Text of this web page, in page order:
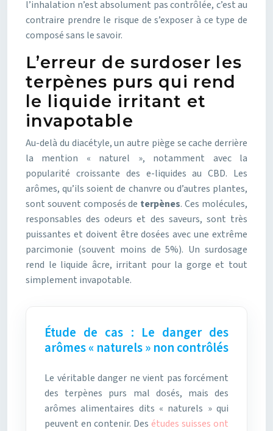
l’inhalation n’est absolument pas contrôlée, c’est au
contraire prendre le risque de s’exposer à ce type de
composé sans le savoir.
L’erreur de surdoser les
terpènes purs qui rend
le liquide irritant et
invapotable
Au-delà du diacétyle, un autre piège se cache derrière
la mention « naturel », notamment avec la
popularité croissante des e-liquides au CBD. Les
arômes, qu’ils soient de chanvre ou d’autres plantes,
sont souvent composés de terpènes. Ces molécules,
responsables des odeurs et des saveurs, sont très
puissantes et doivent être dosées avec une extrême
parcimonie (souvent moins de 5%). Un surdosage
rend le liquide âcre, irritant pour la gorge et tout
simplement invapotable.
Étude de cas : Le danger des
arômes « naturels » non contrôlés
Le véritable danger ne vient pas forcément
des terpènes purs mal dosés, mais des
arômes alimentaires dits « naturels » qui
peuvent en contenir. Des études suisses ont